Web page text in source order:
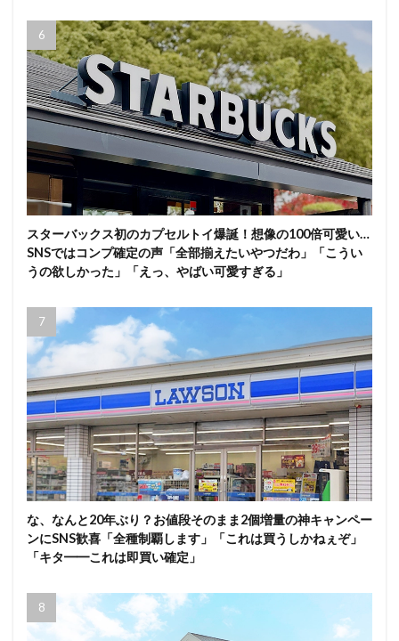
スターバックス初のカプセルトイ爆誕！想像の100倍可愛い…
SNSではコンプ確定の声「全部揃えたいやつだわ」「こうい
うの欲しかった」「えっ、やばい可愛すぎる」
な、なんと20年ぶり？お値段そのまま2個増量の神キャンペー
ンにSNS歓喜「全種制覇します」「これは買うしかねぇぞ」
「キタ━━これは即買い確定」